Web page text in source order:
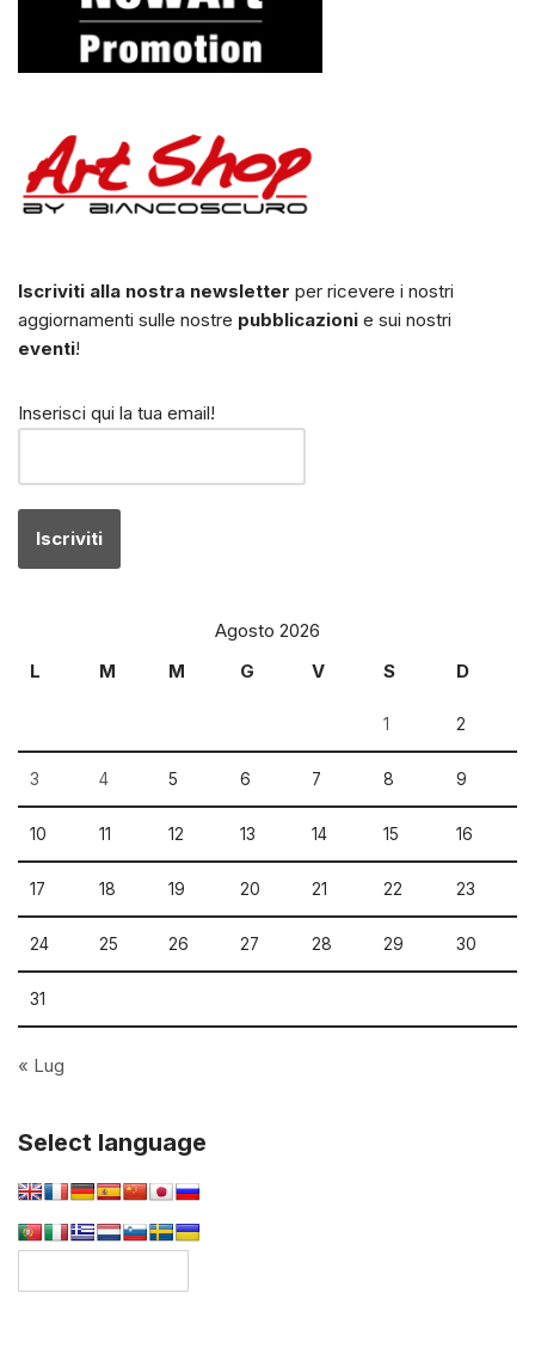
Iscriviti alla nostra newsletter per ricevere i nostri
aggiornamenti sulle nostre pubblicazioni e sui nostri
eventi!
Inserisci qui la tua email!
Agosto 2026
L
M M G V S D
1 2
3 4 5 6 7 8 9
10 11 12 13 14 15 16
17 18 19 20 21 22 23
24 25 26 27 28 29 30
31
« Lug
Select language